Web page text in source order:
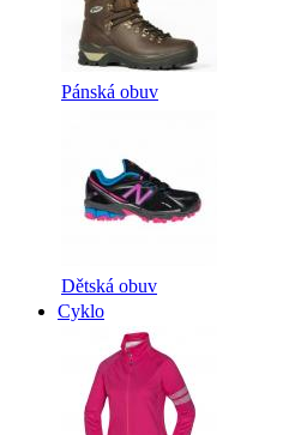
Pánská obuv
Dětská obuv
Cyklo